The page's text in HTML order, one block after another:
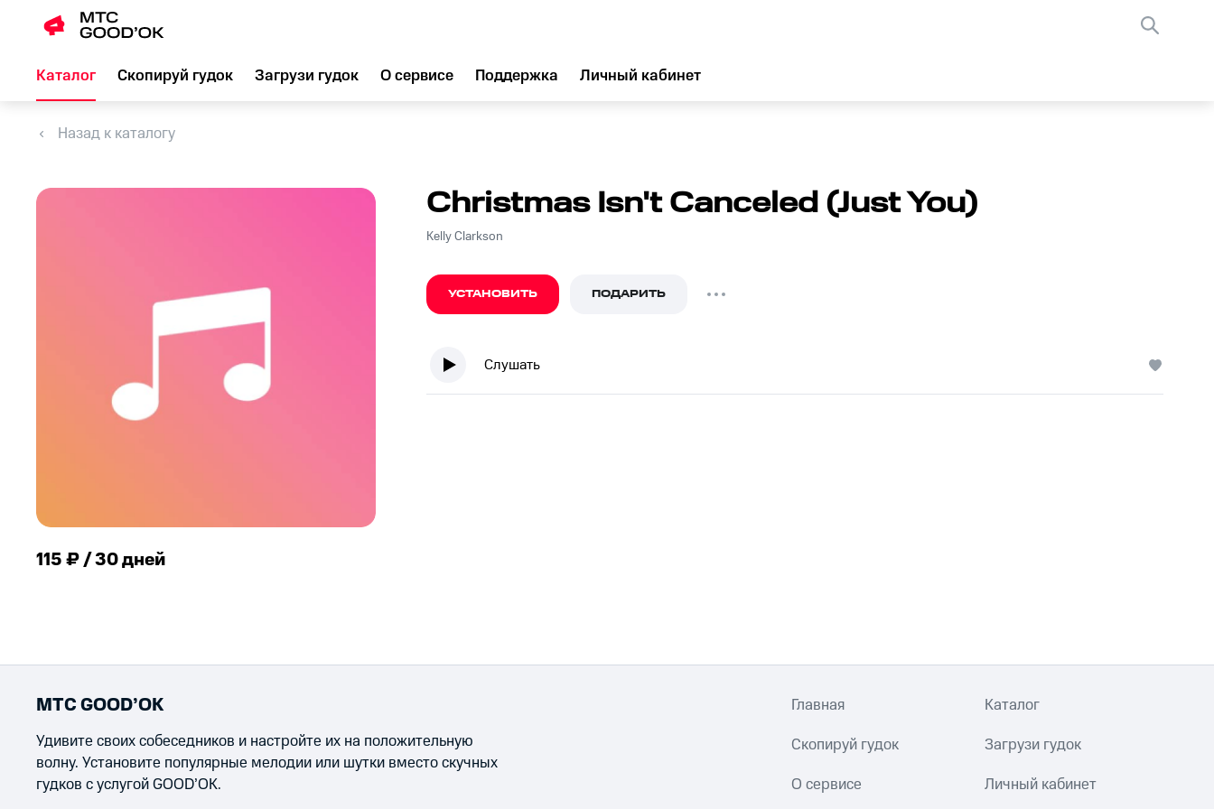
Каталог Скопируй гудок Загрузи гудок О сервисе Поддержка Личный кабинет
Назад к каталогу
115 ₽ / 30 дней
Christmas Isn't Canceled (Just You)
Kelly Clarkson
УСТАНОВИТЬ ПОДАРИТЬ
Слушать
МТС GOOD’OK
Удивите своих собеседников и настройте их на положительную
волну. Установите популярные мелодии или шутки вместо скучных
гудков с услугой GOOD’OK.
Главная Каталог
Скопируй гудок Загрузи гудок
О сервисе Личный кабинет